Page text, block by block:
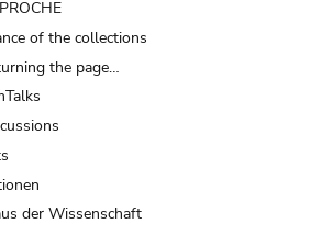
of the collections
the page…
der Wissenschaft